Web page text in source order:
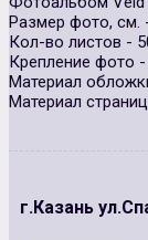
Размер фото, см.
Кол-во листов -
Крепление фото
Материал
Материал
г.Казань